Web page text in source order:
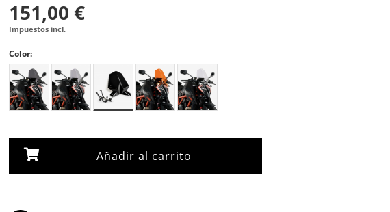
151,00 €
Impuestos incl.
Color:
Añadir al carrito